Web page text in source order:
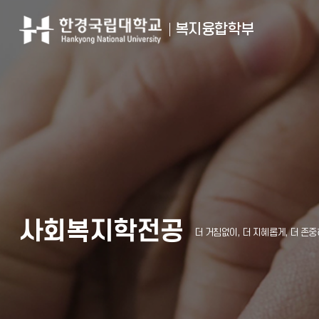
복지융합학부
사회복지학전공